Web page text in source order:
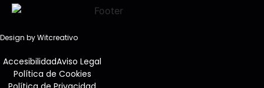
Design by Witcreativo
AccesibilidadAviso Legal
Política de Cookies